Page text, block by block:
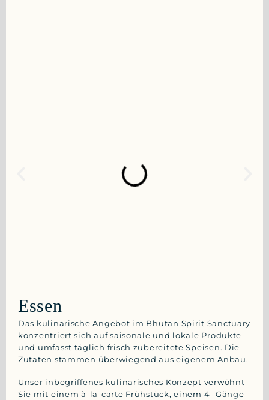
Essen
Das kulinarische Angebot im Bhutan Spirit Sanctuary
konzentriert sich auf saisonale und lokale Produkte
und umfasst täglich frisch zubereitete Speisen. Die
Zutaten stammen überwiegend aus eigenem Anbau.
Unser inbegriffenes kulinarisches Konzept verwöhnt
Sie mit einem à-la-carte Frühstück,einem 4- Gänge-